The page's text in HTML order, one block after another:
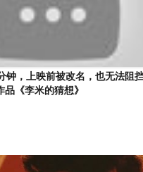
钟，上映前被改名，也无法阻
《李米的猜想》